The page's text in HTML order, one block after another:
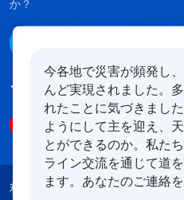
か？
フォローする
利用規約 プライバシーポリシ
今各地で災害が頻発し
んど実現されました。
れたことに気づきまし
ようにして主を迎え、
とができるのか。私た
ライン交流を通じて道
ます。あなたのご連絡を